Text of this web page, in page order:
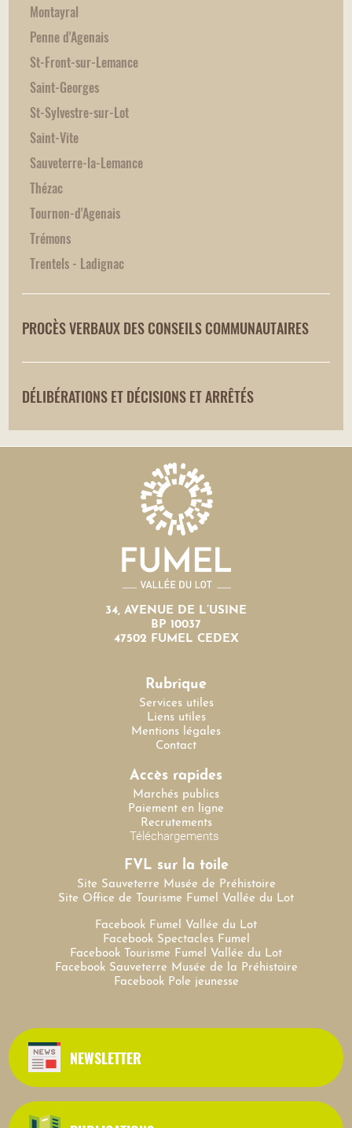
Montayral
Penne d'Agenais
St-Front-sur-Lemance
Saint-Georges
St-Sylvestre-sur-Lot
Saint-Vite
Sauveterre-la-Lemance
Thézac
Tournon-d'Agenais
Trémons
Trentels - Ladignac
PROCÈS VERBAUX DES CONSEILS COMMUNAUTAIRES
DÉLIBÉRATIONS ET DÉCISIONS ET ARRÊTÉS
34, AVENUE DE L’USINE
BP 10037
47502 FUMEL CEDEX
Rubrique
Services utiles
Liens utiles
Mentions légales
Contact
Accès rapides
Marchés publics
Paiement en ligne
Recrutements
Téléchargements
FVL sur la toile
Site Sauveterre Musée de Préhistoire
Site Office de Tourisme Fumel Vallée du Lot
Facebook Fumel Vallée du Lot
Facebook Spectacles Fumel
Facebook Tourisme Fumel Vallée du Lot
Facebook Sauveterre Musée de la Préhistoire
Facebook Pole jeunesse
NEWSLETTER